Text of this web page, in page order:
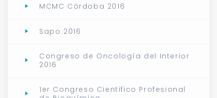
MCMC Córdoba 2016
Sapo 2016
Congreso de Oncología del Interior
2016
1er Congreso Cientifico Profesional